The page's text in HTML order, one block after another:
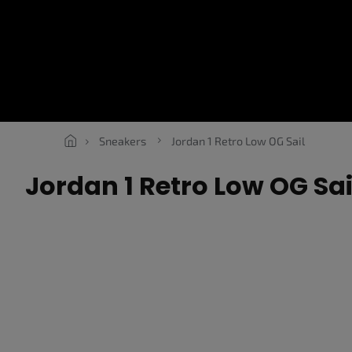
Sneakers Jordan 1 Retro Low OG Sail
Jordan 1 Retro Low OG